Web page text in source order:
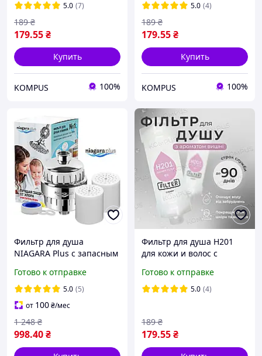
5.0 (7)
179.55₴
189 ₴
Купить
KOMPUS 100%
5.0 (4)
179.55₴
189 ₴
Купить
KOMPUS 100%
Фильтр для душа
NIAGARA Plus с запасным
хлора.
Готово к отправке
5.0 (5)
от 100₴/мес
998.40₴
1 248 ₴
Фильтр для душа H201
для кожи и волос с
Готово к отправке
5.0 (4)
179.55₴
189 ₴